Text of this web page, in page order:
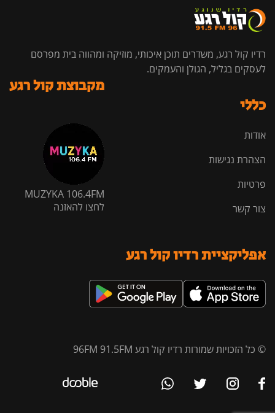
רדיו קול רגע, משדרים תוכן איכותי, מוזיקה ומהווה בית מפרסם
לעסקים בגליל, הגולן והעמקים.
כללי
אודות
הצהרת נגישות
פרטיות
צור קשר
מקבוצת קול רגע
MUZYKA 106.4FM
לחצו להאזנה
אפליקציית רדיו קול רגע
© כל הזכויות שמורות רדיו קול רגע 96FM 91.5FM